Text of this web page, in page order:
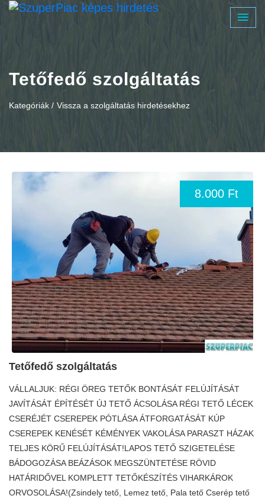
Tetőfedő szolgáltatás
Kategóriák / Vissza a szolgáltatás hirdetésekhez
8.000 Ft
Tetőfedő szolgáltatás
VÁLLALJUK: RÉGI ÖREG TETŐK BONTÁSÁT FELÚJÍTÁSÁT
JAVÍTÁSÁT ÉPÍTÉSÉT ÚJ TETŐ ÁCSOLÁSA RÉGI TETŐ LÉCEK
CSERÉJÉT CSEREPEK PÓTLÁSA ÁTFORGATÁSÁT KÚP
CSEREPEK KENÉSÉT KÉMÉNYEK VAKOLÁSA PARASZT HÁZAK
TELJES KÖRŰ FELÚJÍTÁSÁT!LAPOS TETŐ SZIGETELÉSE
BÁDOGOZÁSA BEÁZÁSOK MEGSZÜNTETÉSE RÖVID
HATÁRIDŐVEL KOMPLETT TETŐKÉSZÍTÉS VIHARKÁROK
ORVOSOLÁSA!(Zsindely tető, Lemez tető, Pala tető Cserép tető